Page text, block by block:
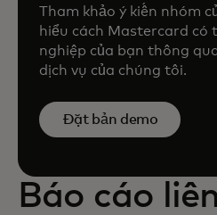
Tham khảo ý kiến nhóm
hiểu cách Mastercard có
nghiệp của bạn thông
dịch vụ của chúng tôi.
Đặt bản demo
Báo cáo